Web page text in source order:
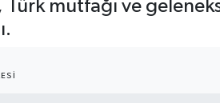
Türk mutfağı ve